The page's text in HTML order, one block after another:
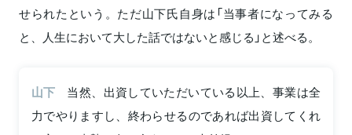
せられたという。ただ山下氏自身は「当事者になってみる
と、人生において大した話ではないと感じる」と述べる。
山下
当然、出資していただいている以上、事業は全
力でやりますし、終わらせるのであれば出資してくれ